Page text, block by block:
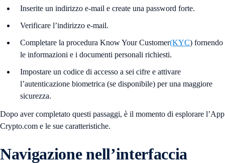
Inserite un indirizzo e-mail e create una password forte.
Verificare l’indirizzo e-mail.
Completare la procedura Know Your Customer(KYC) fornendo
le informazioni e i documenti personali richiesti.
Impostare un codice di accesso a sei cifre e attivare
l’autenticazione biometrica (se disponibile) per una maggiore
sicurezza.
Dopo aver completato questi passaggi, è il momento di esplorare l’App
Crypto.com e le sue caratteristiche.
Navigazione nell’interfaccia